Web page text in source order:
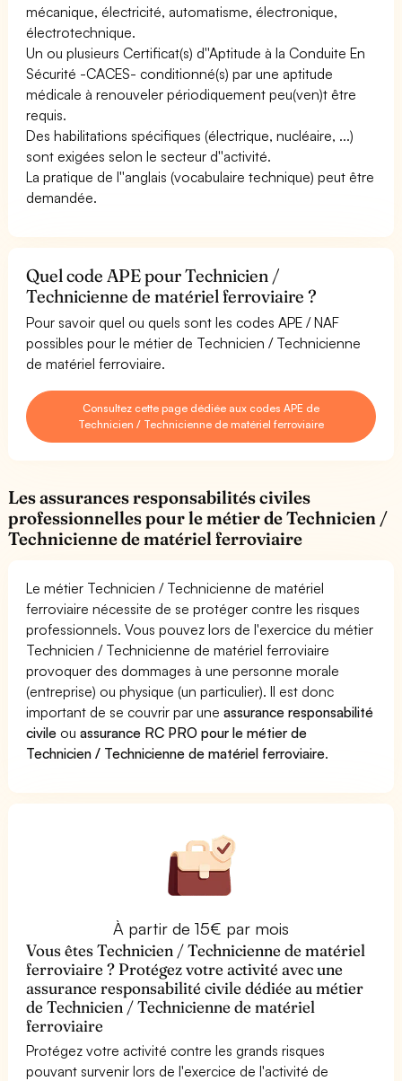
mécanique, électricité, automatisme, électronique,
électrotechnique.
Un ou plusieurs Certificat(s) d''Aptitude à la Conduite En
Sécurité -CACES- conditionné(s) par une aptitude
médicale à renouveler périodiquement peu(ven)t être
requis.
Des habilitations spécifiques (électrique, nucléaire, ...)
sont exigées selon le secteur d''activité.
La pratique de l''anglais (vocabulaire technique) peut être
demandée.
Quel code APE pour Technicien /
Technicienne de matériel ferroviaire ?
Pour savoir quel ou quels sont les codes APE / NAF
possibles pour le métier de Technicien / Technicienne
de matériel ferroviaire.
Consultez cette page dédiée aux codes APE de
Technicien / Technicienne de matériel ferroviaire
Les assurances responsabilités civiles
professionnelles pour le métier de Technicien /
Technicienne de matériel ferroviaire
Le métier Technicien / Technicienne de matériel
ferroviaire nécessite de se protéger contre les risques
professionnels. Vous pouvez lors de l'exercice du métier
Technicien / Technicienne de matériel ferroviaire
provoquer des dommages à une personne morale
(entreprise) ou physique (un particulier). Il est donc
important de se couvrir par uneassurance responsabilité
civile ouassurance RC PRO pour le métier de
Technicien / Technicienne de matériel ferroviaire.
À partir de 15€ par mois
Vous êtes Technicien / Technicienne de matériel
ferroviaire ? Protégez votre activité avec une
assurance responsabilité civile dédiée au métier
de Technicien / Technicienne de matériel
ferroviaire
Protégez votre activité contre les grands risques
pouvant survenir lors de l'exercice de l'activité de